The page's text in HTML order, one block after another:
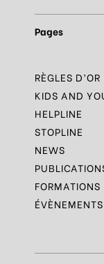
Pages
RÈGLES D’OR
KIDS AND
HELPLINE
STOPLINE
NEWS
FORMATIONS
ÉVÈNEMENTS